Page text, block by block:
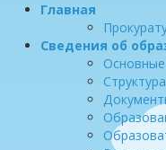
Главная
Сведения об